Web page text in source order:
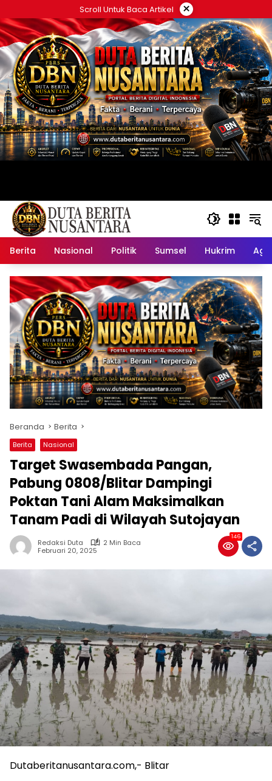
ke
konten
Scroll Untuk Baca Artikel ×
Berita Nasional Politik Sumsel Hukrim
Beranda Berita
Berita Nasional
Target Swasembada Pangan,
Pabung 0808/Blitar Dampingi
Poktan Tani Alam Maksimalkan
Tanam Padi di Wilayah Sutojayan
Redaksi Duta
2 Min Baca
Februari 20, 2025
146
Dutaberitanusantara.com,- Blitar